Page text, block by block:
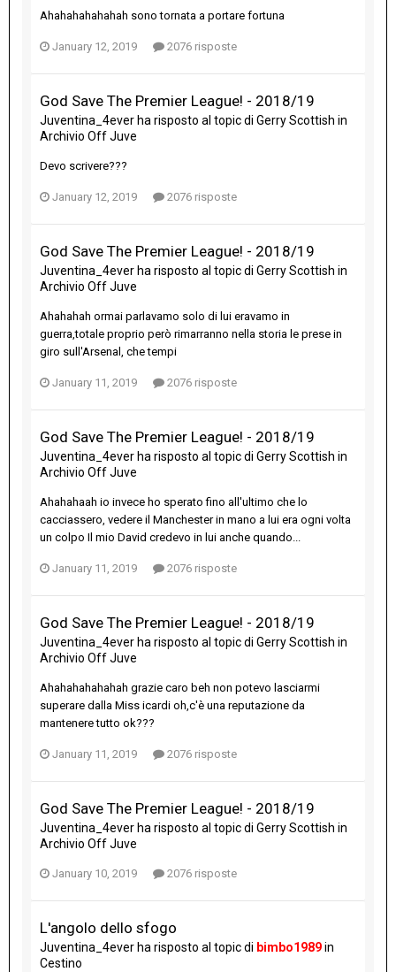
Ahahahahahahah sono tornata a portare fortuna
January 12, 2019 2076 risposte
God Save The Premier League! - 2018/19
Juventina_4ever ha risposto al topic di Gerry Scottish in
Archivio Off Juve
Devo scrivere???
January 12, 2019 2076 risposte
God Save The Premier League! - 2018/19
Juventina_4ever ha risposto al topic di Gerry Scottish in
Archivio Off Juve
Ahahahah ormai parlavamo solo di lui eravamo in
guerra,totale proprio però rimarranno nella storia le prese in
giro sull'Arsenal, che tempi
January 11, 2019 2076 risposte
God Save The Premier League! - 2018/19
Juventina_4ever ha risposto al topic di Gerry Scottish in
Archivio Off Juve
Ahahahaah io invece ho sperato fino all'ultimo che lo
cacciassero, vedere il Manchester in mano a lui era ogni volta
un colpo Il mio David credevo in lui anche quando...
January 11, 2019 2076 risposte
God Save The Premier League! - 2018/19
Juventina_4ever ha risposto al topic di Gerry Scottish in
Archivio Off Juve
Ahahahahahahah grazie caro beh non potevo lasciarmi
superare dalla Miss icardi oh,c'è una reputazione da
mantenere tutto ok???
January 11, 2019 2076 risposte
God Save The Premier League! - 2018/19
Juventina_4ever ha risposto al topic di Gerry Scottish in
Archivio Off Juve
January 10, 2019 2076 risposte
L'angolo dello sfogo
Juventina_4ever ha risposto al topic di bimbo1989in
Cestino